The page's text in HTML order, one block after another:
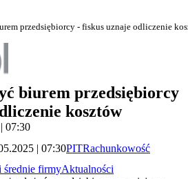
przedsiębiorcy - fiskus uznaje odliczenie
biurem przedsiębiorcy
kosztów
07:30
| 07:30PITRachunkowość
średnie firmyAktualności